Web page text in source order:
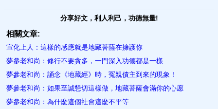
分享好文，利人利己，功德無量!
相關文章:
宣化上人：這樣的感應就是地藏菩薩在擁護你
夢參老和尚：修行不要貪多，一門深入功德都是一樣
夢參老和尚：誦念《地藏經》時，冤親債主到來的現象！
夢參老和尚：如果至誠懇切這樣做，地藏菩薩會滿你的心愿
夢參老和尚：為什麼這個社會這麼不平等